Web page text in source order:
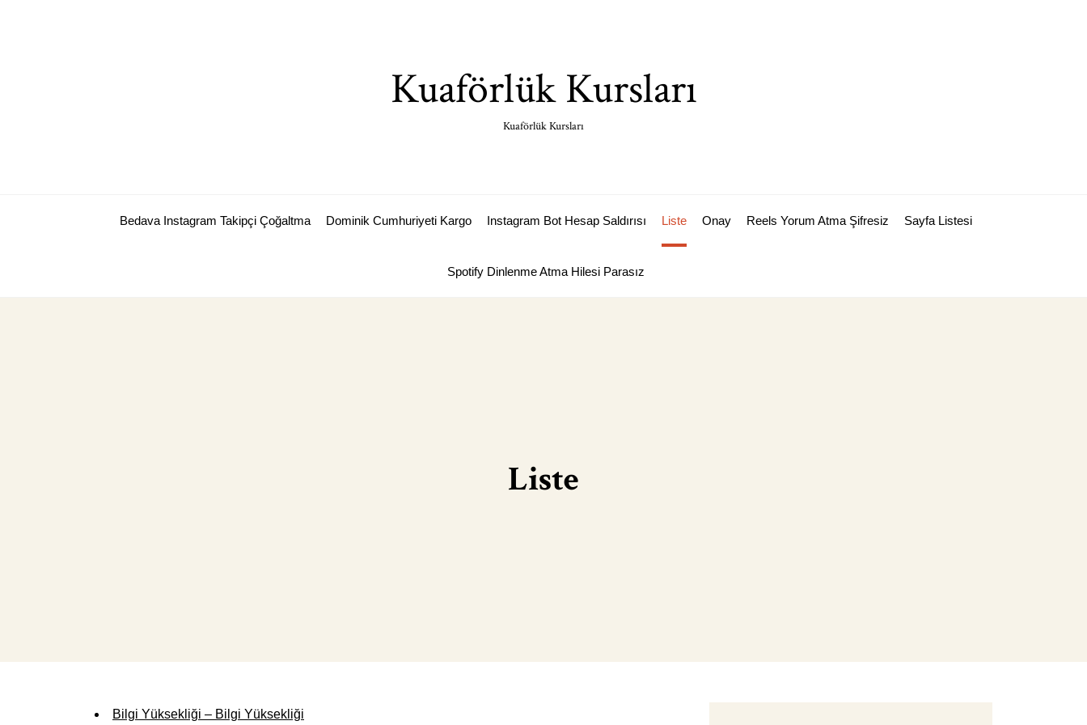
Kuaförlük Kursları
Kuaförlük Kursları
Bedava Instagram Takipçi Çoğaltma Dominik Cumhuriyeti Kargo Instagram Bot Hesap Saldırısı Liste Onay Reels Yorum Atma Şifresiz Sayfa Listesi
Spotify Dinlenme Atma Hilesi Parasız
Liste
Bilgi Yüksekliği – Bilgi Yüksekliği